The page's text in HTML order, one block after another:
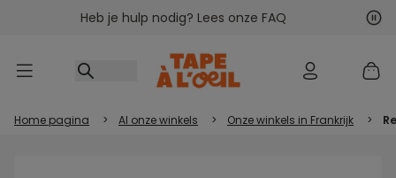
Ga naar inhoudHeb je hulp nodig? Lees onze FAQ
Home pagina > Al onze winkels > Onze winkels in Frankrijk >